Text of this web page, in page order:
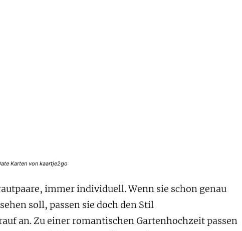
Karten von kaartje2go
immer individuell. Wenn sie schon genau
soll, passen sie doch den Stil
an. Zu einer romantischen Gartenhochzeit passen